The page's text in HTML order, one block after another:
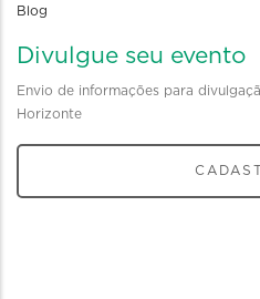
Blog
Divulgue seu evento
Envio de informações para
Horizonte